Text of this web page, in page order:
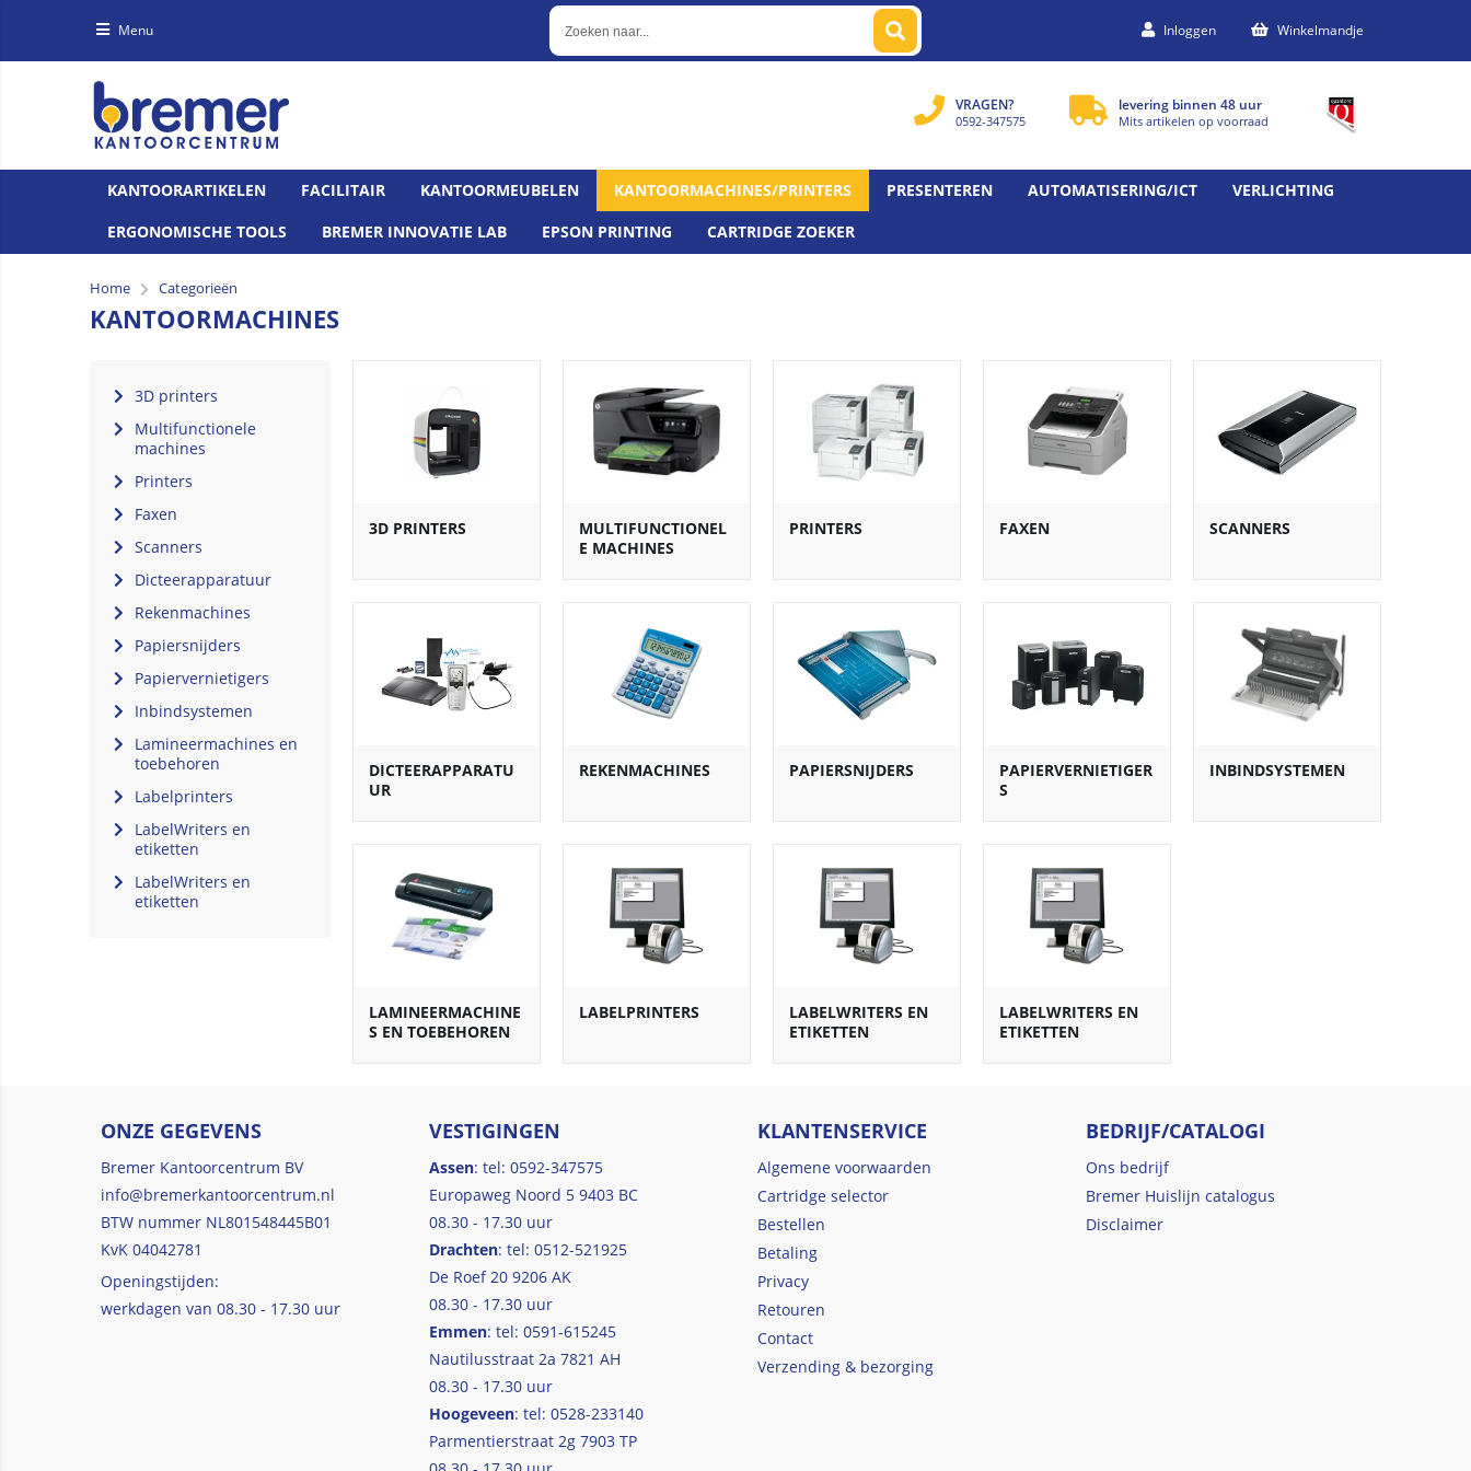
Menu Inloggen Winkelmandje
levering binnen 48 uur
Mits artikelen op voorraad
VRAGEN?
0592-347575
KANTOORARTIKELEN FACILITAIR KANTOORMEUBELEN KANTOORMACHINES/PRINTERS PRESENTEREN AUTOMATISERING/ICT
VERLICHTING
ERGONOMISCHE TOOLS
BREMER INNOVATIE LAB EPSON PRINTING CARTRIDGE ZOEKER
Home Categorieën
KANTOORMACHINES
3D printers
Multifunctionele
machines
Printers
Faxen
Scanners
Dicteerapparatuur
Rekenmachines
Papiersnijders
Papiervernietigers
Inbindsystemen
Lamineermachines en
toebehoren
Labelprinters
LabelWriters en
etiketten
LabelWriters en
etiketten
3D PRINTERS
MULTIFUNCTIONEL
E MACHINES
PRINTERS FAXEN SCANNERS
DICTEERAPPARATU
UR
REKENMACHINES PAPIERSNIJDERS
PAPIERVERNIETIGER
S
INBINDSYSTEMEN
LAMINEERMACHINE
S EN TOEBEHOREN
LABELPRINTERS
LABELWRITERS EN
ETIKETTEN
LABELWRITERS EN
ETIKETTEN
ONZE GEGEVENS
Bremer Kantoorcentrum BV
info@bremerkantoorcentrum.nl
BTW nummer NL801548445B01
KvK 04042781
Openingstijden:
werkdagen van 08.30 - 17.30 uur
VESTIGINGEN
Assen: tel: 0592-347575
Europaweg Noord 5 9403 BC
08.30 - 17.30 uur
Drachten: tel: 0512-521925
De Roef 20 9206 AK
08.30 - 17.30 uur
Emmen: tel: 0591-615245
Nautilusstraat 2a 7821 AH
08.30 - 17.30 uur
Hoogeveen: tel: 0528-233140
Parmentierstraat 2g 7903 TP
KLANTENSERVICE
Algemene voorwaarden
Cartridge selector
Bestellen
Betaling
Privacy
Retouren
Contact
Verzending & bezorging
BEDRIJF/CATALOGI
Ons bedrijf
Bremer Huislijn catalogus
Disclaimer